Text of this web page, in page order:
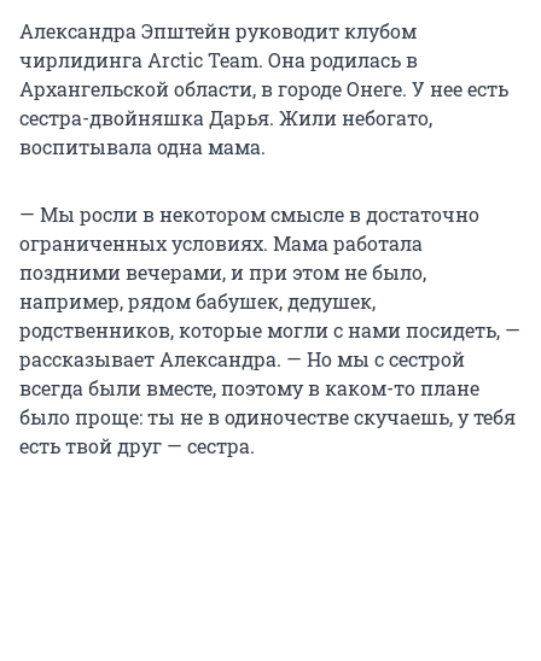
Александра Эпштейн руководит клубом
чирлидинга Arctic Team. Она родилась в
Архангельской области, в городе Онеге. У нее есть
сестра-двойняшка Дарья. Жили небогато,
воспитывала одна мама.
— Мы росли в некотором смысле в достаточно
ограниченных условиях. Мама работала
поздними вечерами, и при этом не было,
например, рядом бабушек, дедушек,
родственников, которые могли с нами посидеть, —
рассказывает Александра. — Но мы с сестрой
всегда были вместе, поэтому в каком-то плане
было проще: ты не в одиночестве скучаешь, у тебя
есть твой друг — сестра.